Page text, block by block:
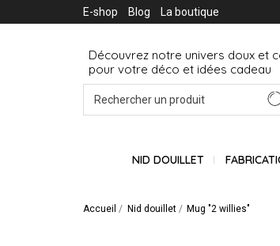
E-shop Blog La boutique
Découvrez notre univers doux et
pour votre déco et idées cadeau
NID DOUILLET
Accueil Nid douillet Mug "2 willies"